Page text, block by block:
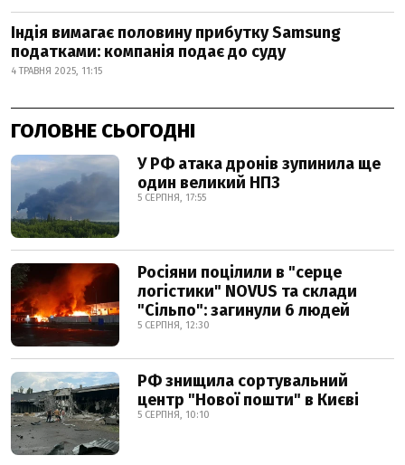
Індія вимагає половину прибутку Samsung
податками: компанія подає до суду
4 ТРАВНЯ 2025, 11:15
ГОЛОВНЕ СЬОГОДНІ
У РФ атака дронів зупинила ще
один великий НПЗ
5 СЕРПНЯ, 17:55
Росіяни поцілили в "серце
логістики" NOVUS та склади
"Сільпо": загинули 6 людей
5 СЕРПНЯ, 12:30
РФ знищила сортувальний
центр "Нової пошти" в Києві
5 СЕРПНЯ, 10:10